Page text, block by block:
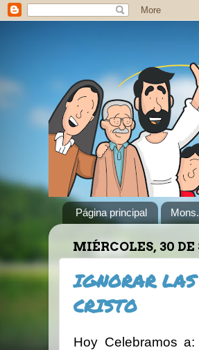
Página principal
MIÉRCOLES, 30 DE
IGNORAR
CRISTO
Hoy Celebramos